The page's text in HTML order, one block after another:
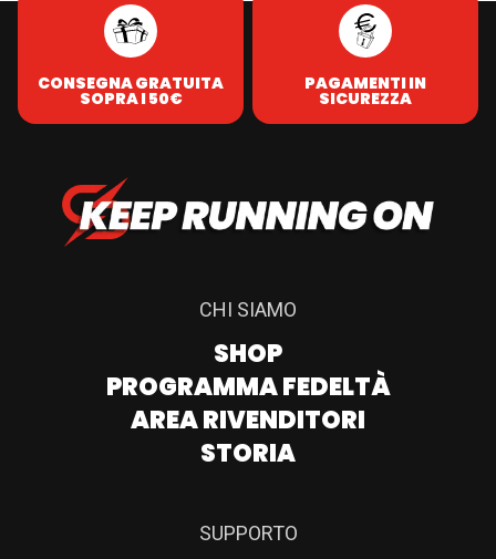
CONSEGNA GRATUITA
SOPRA I 50€
PAGAMENTI IN
SICUREZZA
CHI SIAMO
SHOP
PROGRAMMA FEDELTÀ
AREA RIVENDITORI
STORIA
SUPPORTO